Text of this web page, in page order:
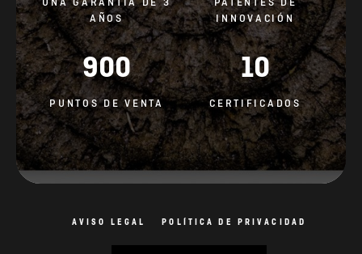
PUNTOS DE VENTA CERTIFICADOS
AVISO LEGAL POLÍTICA DE PRIVACIDAD
Diseño del sitio web: AV studio